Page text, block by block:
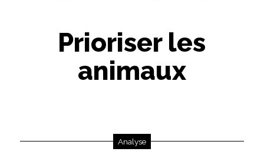
Prioriser les
animaux
Analyse